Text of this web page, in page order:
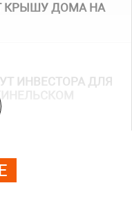
КРЫШУ ДОМА НА
ИНВЕСТОРА ДЛЯ